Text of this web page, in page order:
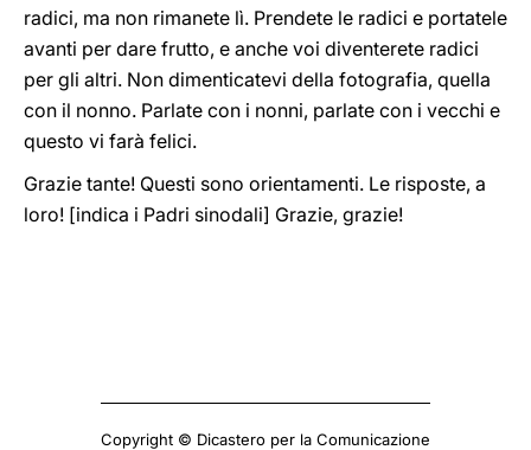
radici, ma non rimanete lì. Prendete le radici e portatele
avanti per dare frutto, e anche voi diventerete radici
per gli altri. Non dimenticatevi della fotografia, quella
con il nonno. Parlate con i nonni, parlate con i vecchi e
questo vi farà felici.
Grazie tante! Questi sono orientamenti. Le risposte, a
loro! [indica i Padri sinodali] Grazie, grazie!
Copyright © Dicastero per la Comunicazione